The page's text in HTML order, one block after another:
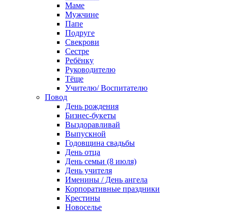
Маме
Мужчине
Папе
Подруге
Свекрови
Сестре
Ребёнку
Руководителю
Тёще
Учителю/ Воспитателю
Повод
День рождения
Бизнес-букеты
Выздоравливай
Выпускной
Годовщина свадьбы
День отца
День семьи (8 июля)
День учителя
Именины / День ангела
Корпоративные праздники
Крестины
Новоселье